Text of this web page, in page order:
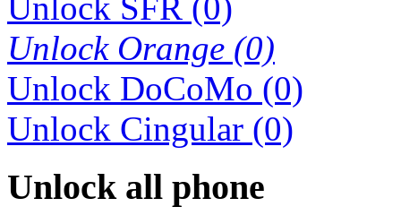
Unlock SFR (0)
Unlock Orange (0)
Unlock DoCoMo (0)
Unlock Cingular (0)
Unlock all phone